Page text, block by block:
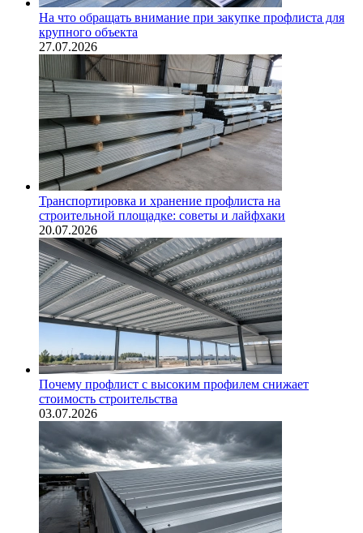
На что обращать внимание при закупке профлиста для
крупного объекта
27.07.2026
Транспортировка и хранение профлиста на
строительной площадке: советы и лайфхаки
20.07.2026
Почему профлист с высоким профилем снижает
стоимость строительства
03.07.2026